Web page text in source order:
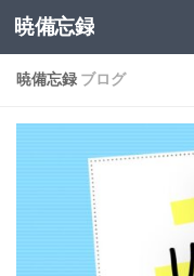
コンテンツへスキップ
暁備忘録
暁備忘録 ブログ